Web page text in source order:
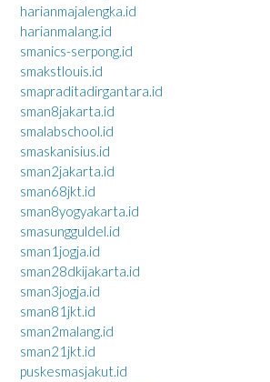
harianmajalengka.id
harianmalang.id
smanics-serpong.id
smakstlouis.id
smapraditadirgantara.id
sman8jakarta.id
smalabschool.id
smaskanisius.id
sman2jakarta.id
sman68jkt.id
sman8yogyakarta.id
smasungguldel.id
sman1jogja.id
sman28dkijakarta.id
sman3jogja.id
sman81jkt.id
sman2malang.id
sman21jkt.id
puskesmasjakut.id